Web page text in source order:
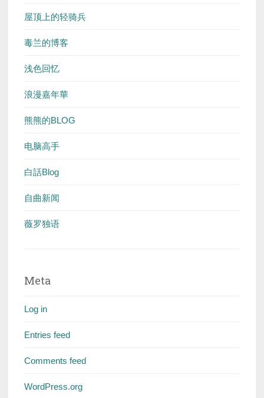
屋顶上的轻骑兵
毒兰的博客
浅色回忆
浪漫嘉年華
熊熊的BLOG
电脑高手
白話Blog
自曲新闻
薇罗独语
Meta
Log in
Entries feed
Comments feed
WordPress.org